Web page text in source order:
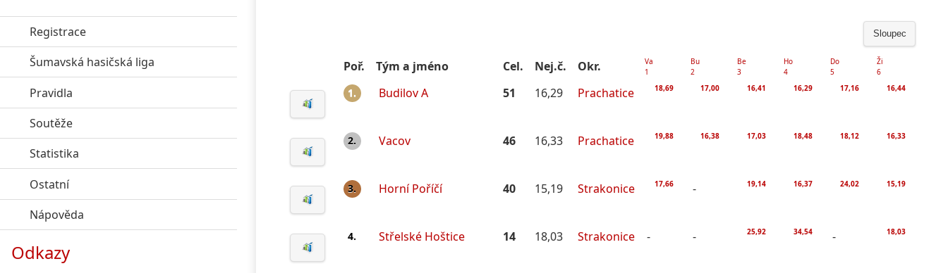
Sloupec
Poř. Tým a jméno Cel. Nej.č. Okr.
Va
1
Bu
2
Be
3
Ho
4
Do
5
Ži
6
1. Budilov A 51 16,29 Prachatice 18,69 17,00 16,41 16,29 17,16 16,44
2. Vacov 46 16,33 Prachatice 19,88 16,38 17,03 18,48 18,12 16,33
3. Horní Poříčí 40 15,19 Strakonice 17,66 - 19,14 16,37 24,02 15,19
4. Střelské Hoštice 14 18,03 Strakonice - - 25,92 34,54 - 18,03
Registrace
Šumavská hasičská liga
Pravidla
Soutěže
Statistika
Ostatníclick to expand contents
Nápověda
Odkazy